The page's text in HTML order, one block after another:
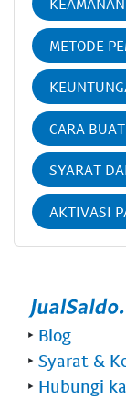
METODE
CARA
SYARAT
AKTIVASI
‣ Blog
‣ Syarat &
‣ Hubungi